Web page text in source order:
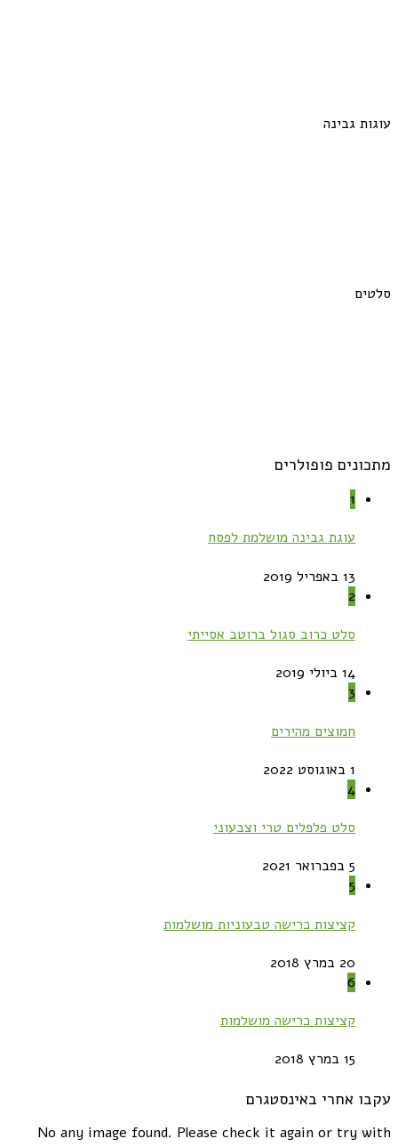
עוגות גבינה
סלטים
מתכונים פופולרים
1
עוגת גבינה מושלמת לפסח
13 באפריל 2019
2
סלט כרוב סגול ברוטב אסייתי
14 ביולי 2019
3
חמוצים מהירים
1 באוגוסט 2022
4
סלט פלפלים טרי וצבעוני
5 בפברואר 2021
5
קציצות כרישה טבעוניות מושלמות
20 במרץ 2018
6
קציצות כרישה מושלמות
15 במרץ 2018
עקבו אחרי באינסטגרם
No any image found. Please check it again or try with